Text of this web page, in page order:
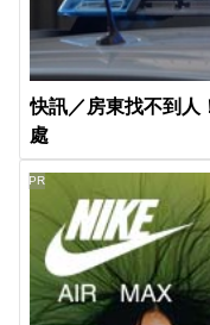
快訊／房東找不到人
處
PR